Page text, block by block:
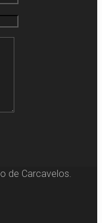
de Carcavelos.